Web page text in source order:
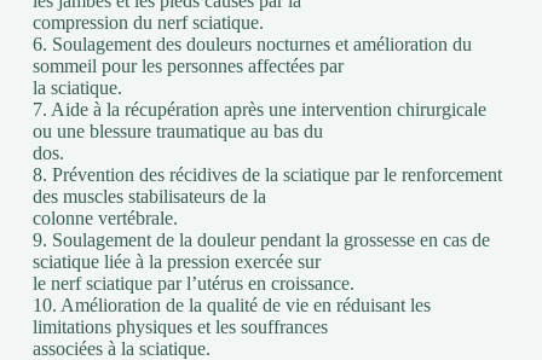
compression du nerf sciatique.
6. Soulagement des douleurs nocturnes et amélioration du
sommeil pour les personnes affectées par
la sciatique.
7. Aide à la récupération après une intervention chirurgicale
ou une blessure traumatique au bas du
dos.
8. Prévention des récidives de la sciatique par le renforcement
des muscles stabilisateurs de la
colonne vertébrale.
9. Soulagement de la douleur pendant la grossesse en cas de
sciatique liée à la pression exercée sur
le nerf sciatique par l’utérus en croissance.
10. Amélioration de la qualité de vie en réduisant les
limitations physiques et les souffrances
associées à la sciatique.